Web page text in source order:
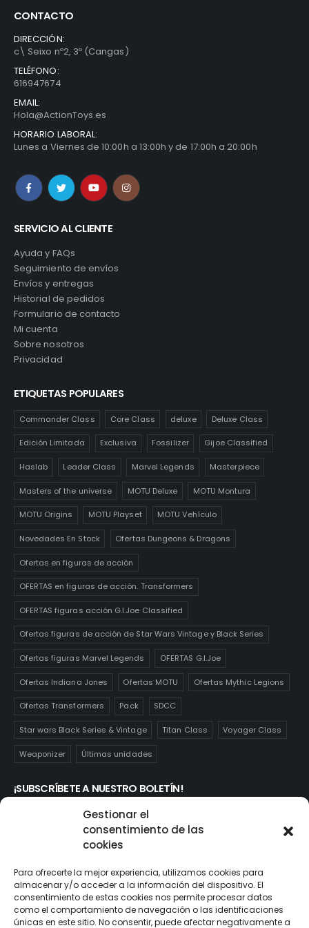
Gestionar el
consentimiento de las
cookies
Para ofrecerte la mejor experiencia, utilizamos cookies para
almacenar y/o acceder a la información del dispositivo. El
consentimiento de estas cookies nos permite procesar datos
como el comportamiento de navegación o las identificaciones
únicas en este sitio. No consentir, puede afectar negativamente a
CONTACTO
DIRECCIÓN:
c\ Seixo nº2, 3º (Cangas)
TELÉFONO:
616947674
EMAIL:
Hola@ActionToys.es
HORARIO LABORAL:
Lunes a Viernes de 10:00h a 13:00h y de 17:00h a 20:00h
SERVICIO AL CLIENTE
Ayuda y FAQs
Seguimiento de envíos
Envíos y entregas
Historial de pedidos
Formulario de contacto
Mi cuenta
Sobre nosotros
Privacidad
ETIQUETAS POPULARES
Commander Class Core Class deluxe Deluxe Class
Edición Limitada Exclusiva Fossilizer Gijoe Classified
Haslab Leader Class Marvel Legends Masterpiece
Masters of the universe MOTU Deluxe MOTU Montura
MOTU Origins MOTU Playset MOTU Vehículo
Novedades En Stock Ofertas Dungeons & Dragons
Ofertas en figuras de acción
OFERTAS en figuras de acción. Transformers
OFERTAS figuras acción G.I.Joe Classified
Ofertas figuras de acción de Star Wars Vintage y Black Series
Ofertas figuras Marvel Legends OFERTAS G.I.Joe
Ofertas Indiana Jones Ofertas MOTU Ofertas Mythic Legions
Ofertas Transformers Pack SDCC
Star wars Black Series & Vintage Titan Class Voyager Class
Weaponizer Últimas unidades
¡SUBSCRÍBETE A NUESTRO BOLETÍN!
Te mantendrás informado de las novedades y ofertas que
realmente te interesan. Subscríbete aquí: